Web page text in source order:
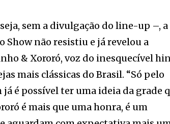
sem a divulgação do line-up –, a
Show não resistiu e já revelou a
& Xororó, voz do inesquecível
mais clássicas do Brasil. “Só pelo
é possível ter uma ideia da grade
é mais que uma honra, é um